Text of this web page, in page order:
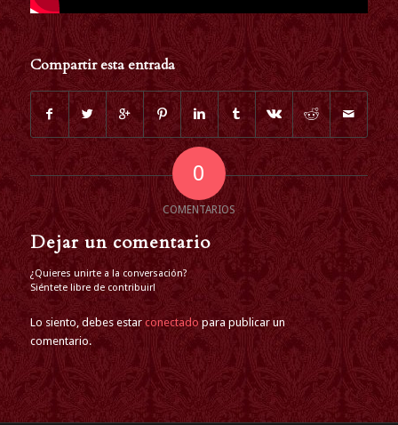
Compartir esta entrada
0
COMENTARIOS
Dejar un comentario
¿Quieres unirte a la conversación?
Siéntete libre de contribuir!
Lo siento, debes estar conectado para publicar un
comentario.